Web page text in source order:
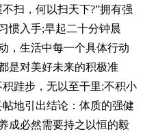
扫，何以扫天下?”拥有强
惯入手;早起二十分钟晨
，生活中每一个具体行动
是对美好未来的积极准
跬步，无以至干里;不积小
地引出结论：体质的强健
成必然需要持之以恒的毅